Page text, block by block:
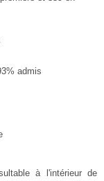
admis
à l'intérieur de